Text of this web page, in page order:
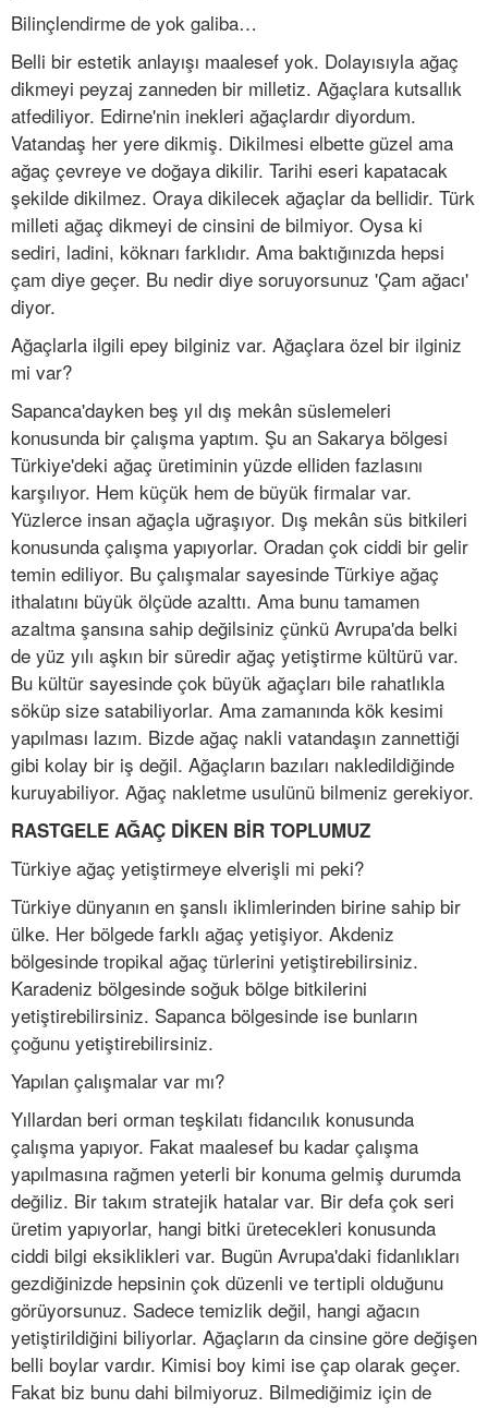
Bilinçlendirme de yok galiba…
Belli bir estetik anlayışı maalesef yok. Dolayısıyla ağaç
dikmeyi peyzaj zanneden bir milletiz. Ağaçlara kutsallık
atfediliyor. Edirne'nin inekleri ağaçlardır diyordum.
Vatandaş her yere dikmiş. Dikilmesi elbette güzel ama
ağaç çevreye ve doğaya dikilir. Tarihi eseri kapatacak
şekilde dikilmez. Oraya dikilecek ağaçlar da bellidir. Türk
milleti ağaç dikmeyi de cinsini de bilmiyor. Oysa ki
sediri, ladini, köknarı farklıdır. Ama baktığınızda hepsi
çam diye geçer. Bu nedir diye soruyorsunuz 'Çam ağacı'
diyor.
Ağaçlarla ilgili epey bilginiz var. Ağaçlara özel bir ilginiz
mi var?
Sapanca'dayken beş yıl dış mekân süslemeleri
konusunda bir çalışma yaptım. Şu an Sakarya bölgesi
Türkiye'deki ağaç üretiminin yüzde elliden fazlasını
karşılıyor. Hem küçük hem de büyük firmalar var.
Yüzlerce insan ağaçla uğraşıyor. Dış mekân süs bitkileri
konusunda çalışma yapıyorlar. Oradan çok ciddi bir gelir
temin ediliyor. Bu çalışmalar sayesinde Türkiye ağaç
ithalatını büyük ölçüde azalttı. Ama bunu tamamen
azaltma şansına sahip değilsiniz çünkü Avrupa'da belki
de yüz yılı aşkın bir süredir ağaç yetiştirme kültürü var.
Bu kültür sayesinde çok büyük ağaçları bile rahatlıkla
söküp size satabiliyorlar. Ama zamanında kök kesimi
yapılması lazım. Bizde ağaç nakli vatandaşın zannettiği
gibi kolay bir iş değil. Ağaçların bazıları nakledildiğinde
kuruyabiliyor. Ağaç nakletme usulünü bilmeniz gerekiyor.
RASTGELE AĞAÇ DİKEN BİR TOPLUMUZ
Türkiye ağaç yetiştirmeye elverişli mi peki?
Türkiye dünyanın en şanslı iklimlerinden birine sahip bir
ülke. Her bölgede farklı ağaç yetişiyor. Akdeniz
bölgesinde tropikal ağaç türlerini yetiştirebilirsiniz.
Karadeniz bölgesinde soğuk bölge bitkilerini
yetiştirebilirsiniz. Sapanca bölgesinde ise bunların
çoğunu yetiştirebilirsiniz.
Yapılan çalışmalar var mı?
Yıllardan beri orman teşkilatı fidancılık konusunda
çalışma yapıyor. Fakat maalesef bu kadar çalışma
yapılmasına rağmen yeterli bir konuma gelmiş durumda
değiliz. Bir takım stratejik hatalar var. Bir defa çok seri
üretim yapıyorlar, hangi bitki üretecekleri konusunda
ciddi bilgi eksiklikleri var. Bugün Avrupa'daki fidanlıkları
gezdiğinizde hepsinin çok düzenli ve tertipli olduğunu
görüyorsunuz. Sadece temizlik değil, hangi ağacın
yetiştirildiğini biliyorlar. Ağaçların da cinsine göre değişen
belli boylar vardır. Kimisi boy kimi ise çap olarak geçer.
Fakat biz bunu dahi bilmiyoruz. Bilmediğimiz için de